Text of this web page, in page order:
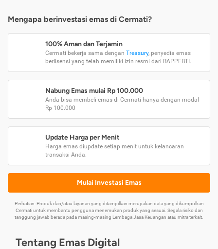
Mengapa berinvestasi emas di Cermati?
100% Aman dan Terjamin
Cermati bekerja sama dengan Treasury, penyedia emas
berlisensi yang telah memiliki izin resmi dari BAPPEBTI.
Nabung Emas mulai Rp 100.000
Anda bisa membeli emas di Cermati hanya dengan modal
Rp 100.000
Update Harga per Menit
Harga emas diupdate setiap menit untuk kelancaran
transaksi Anda.
Mulai Investasi Emas
Perhatian: Produk dan/atau layanan yang ditampilkan merupakan data yang dikumpulkan
Cermati untuk membantu pengguna menemukan produk yang sesuai. Segala risiko dan
tanggung jawab berada pada masing-masing Lembaga Jasa Keuangan atau mitra terkait.
Tentang Emas Digital